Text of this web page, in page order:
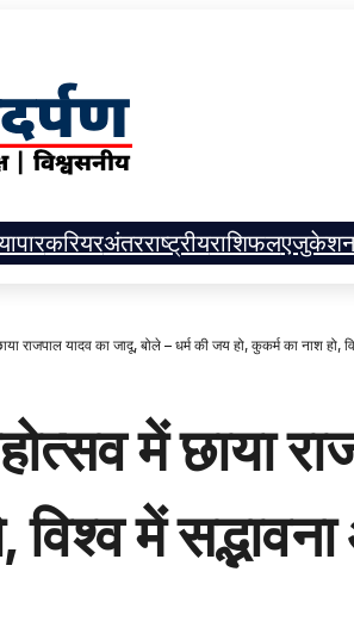
करियरअंतरराष्ट्रीयराशिफलएजुकेशन
यादव का जादू, बोले – धर्म की जय हो, कुकर्म का नाश हो,
में छाया
में